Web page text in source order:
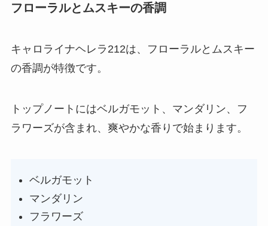
フローラルとムスキーの香調
キャロライナヘレラ212は、フローラルとムスキー
の香調が特徴です。
トップノートにはベルガモット、マンダリン、フ
ラワーズが含まれ、爽やかな香りで始まります。
ベルガモット
マンダリン
フラワーズ